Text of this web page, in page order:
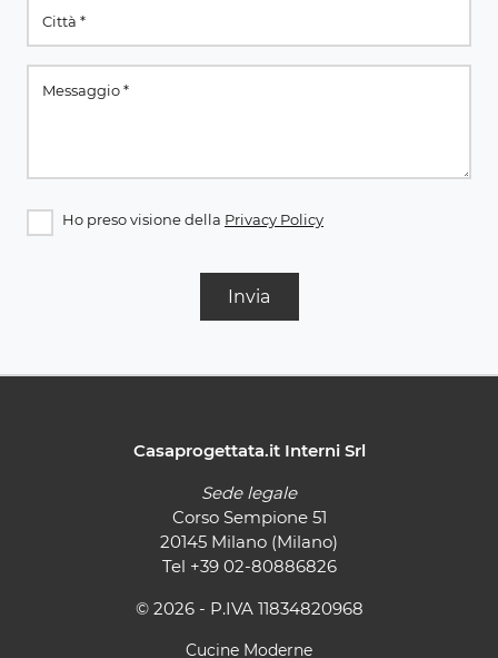
Ho preso visione della Privacy Policy
Invia
Casaprogettata.it Interni Srl
Sede legale
Corso Sempione 51
20145 Milano (Milano)
Tel +39 02-80886826
© 2026 - P.IVA 11834820968
Cucine Moderne